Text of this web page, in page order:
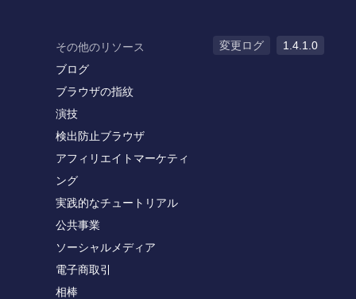
その他のリソース
ブログ
ブラウザの指紋
演技
検出防止ブラウザ
アフィリエイトマーケティ
ング
実践的なチュートリアル
公共事業
ソーシャルメディア
電子商取引
相棒
変更ログ 1.4.1.0